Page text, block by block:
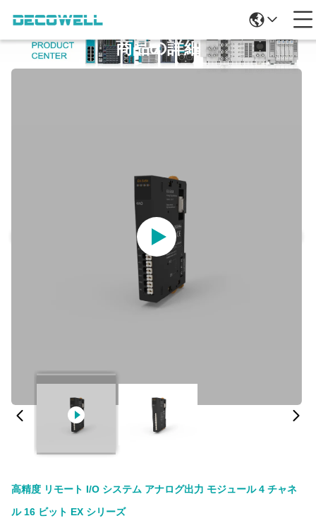
商品の詳細
高精度 リモート I/O システム アナログ出力 モジュール 4 チャネ
ル 16 ビット EX シリーズ